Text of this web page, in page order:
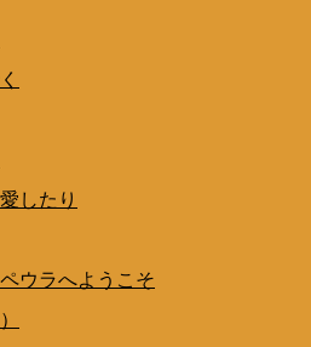
したり
ウラへようこそ